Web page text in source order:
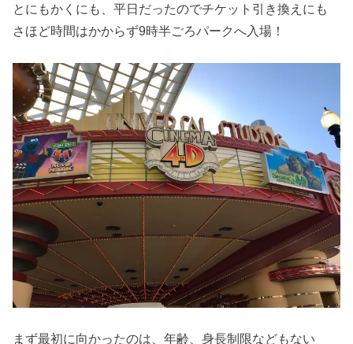
とにもかくにも、平日だったのでチケット引き換えにも
さほど時間はかからず9時半ごろパークへ入場！
まず最初に向かったのは、年齢、身長制限などもない